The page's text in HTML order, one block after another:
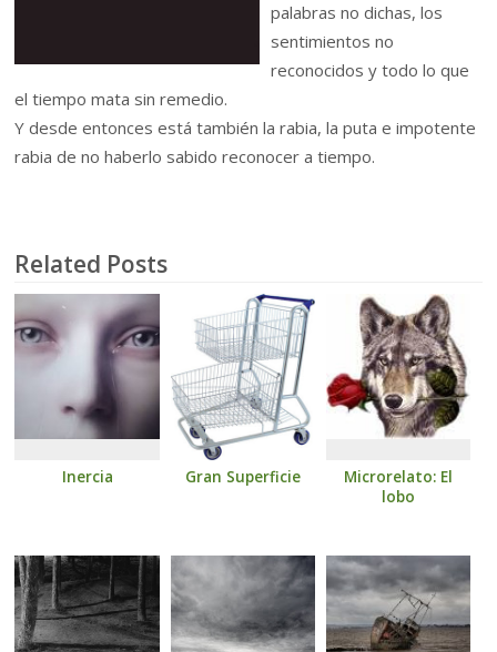
palabras no dichas, los
sentimientos no
reconocidos y todo lo que
el tiempo mata sin remedio.
Y desde entonces está también la rabia, la puta e impotente
rabia de no haberlo sabido reconocer a tiempo.
Related Posts
Inercia Gran Superficie
Microrelato: El
lobo